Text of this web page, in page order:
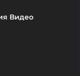
Видео